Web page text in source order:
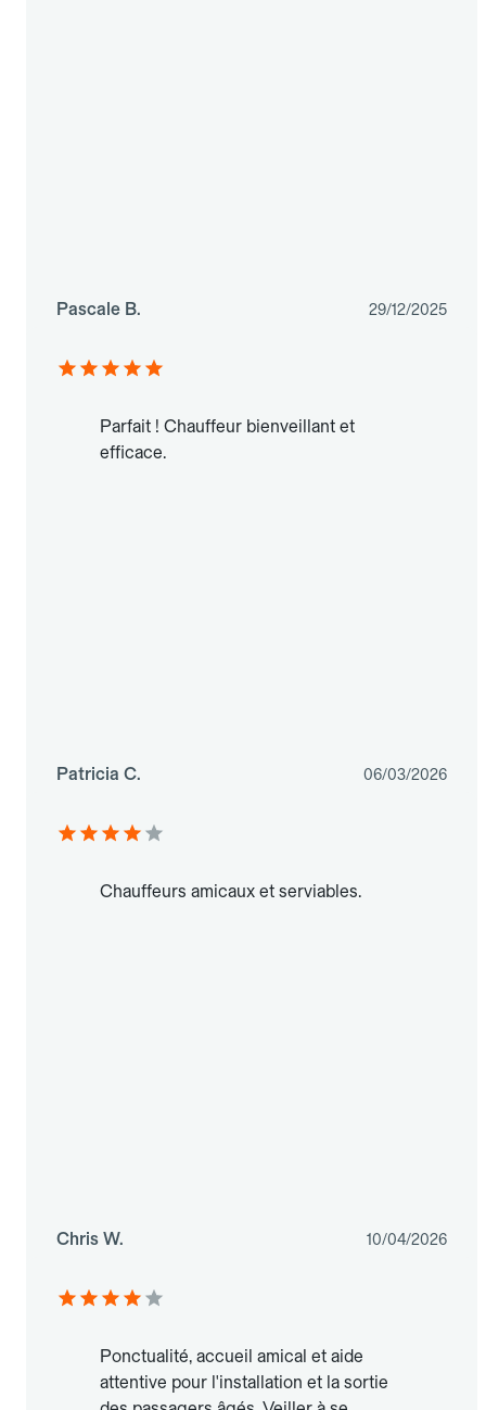
Pascale B. 29/12/2025
Parfait ! Chauffeur bienveillant et
efficace.
Patricia C. 06/03/2026
Chauffeurs amicaux et serviables.
Chris W. 10/04/2026
Ponctualité, accueil amical et aide
attentive pour l'installation et la sortie